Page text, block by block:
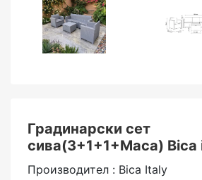
Градинарски сет
сива(3+1+1+Маса) Bica
Производител : Bica Italy